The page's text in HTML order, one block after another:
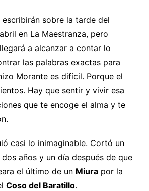
escribirán sobre la tarde del
en La Maestranza, pero
a alcanzar a contar lo
las palabras exactas para
Morante es difícil. Porque el
Hay que sentir y vivir esa
que te encoge el alma y te
casi lo inimaginable. Cortó un
años y un día después de que
el último de un Miurapor la
Coso del Baratillo.